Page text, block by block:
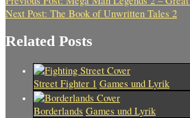
Next Post: The Book of Unwritten Tales 2
Related Posts
Street Fighter 1 Games und Lyrik
Borderlands Games und Lyrik